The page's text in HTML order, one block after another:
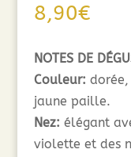
8,90€
NOTES DE
Couleur:
jaune paille.
Nez: élégant
violette et des